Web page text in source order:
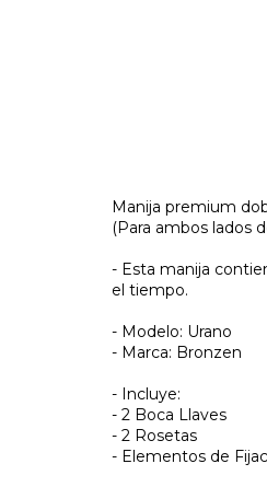
Manija premium
(Para ambos lados
- Esta manija
el tiempo.
- Modelo: Urano
- Marca: Bronzen
- Incluye:
- 2 Boca Llaves
- 2 Rosetas
- Elementos de